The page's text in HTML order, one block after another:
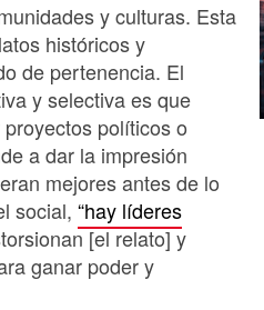
y culturas. Esta
históricos y
de pertenencia. El
y selectiva es que
políticos o
a dar la impresión
mejores antes de lo
social, “hay líderes
[el relato] y
ganar poder y